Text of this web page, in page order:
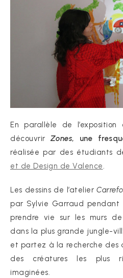
En parallèle de
découvrir Zones, une
réalisée par des étudiants
et de Design de Valence.
Les dessins de l’atelier
par Sylvie Garraud pendant
prendre vie sur les murs de
dans la plus grande jungle-
et partez à la recherche des
des créatures les plus
imaginées.